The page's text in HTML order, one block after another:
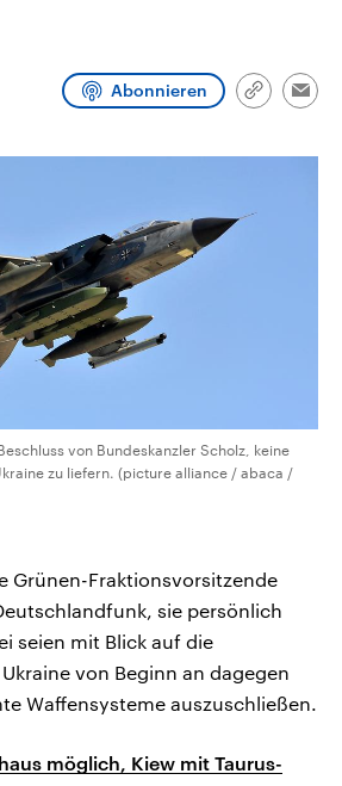
Berichte
Abonnieren
Link
von Bundeskanzler Scholz, keine
zu liefern. (picture alliance / abaca /
Grünen-Fraktionsvorsitzende
sie persönlich
seien mit Blick auf die
von Beginn an dagegen
Waffensysteme auszuschließen.
möglich, Kiew mit Taurus-